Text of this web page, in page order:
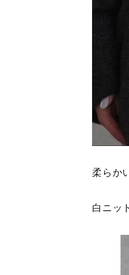
柔らか
白ニッ